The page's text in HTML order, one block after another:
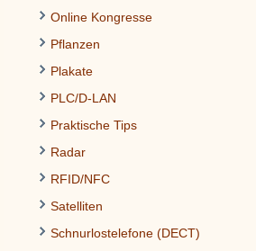
Online Kongresse
Pflanzen
Plakate
PLC/D-LAN
Praktische Tips
Radar
RFID/NFC
Satelliten
Schnurlostelefone (DECT)